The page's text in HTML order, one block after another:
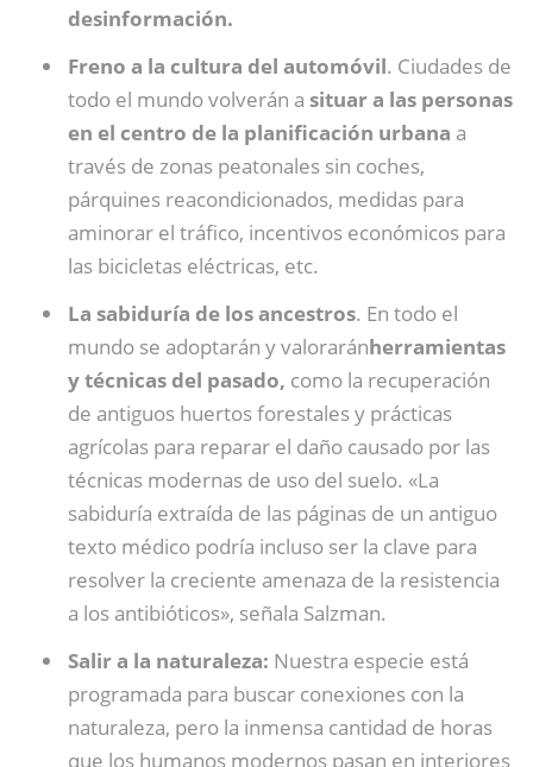
desinformación.
Freno a la cultura del automóvil. Ciudades de
todo el mundo volverán a situar a las personas
en el centro de la planificación urbana a
través de zonas peatonales sin coches,
párquines reacondicionados, medidas para
aminorar el tráfico, incentivos económicos para
las bicicletas eléctricas, etc.
La sabiduría de los ancestros. En todo el
mundo se adoptarán y valoraránherramientas
y técnicas del pasado, como la recuperación
de antiguos huertos forestales y prácticas
agrícolas para reparar el daño causado por las
técnicas modernas de uso del suelo. «La
sabiduría extraída de las páginas de un antiguo
texto médico podría incluso ser la clave para
resolver la creciente amenaza de la resistencia
a los antibióticos», señala Salzman.
Salir a la naturaleza: Nuestra especie está
programada para buscar conexiones con la
naturaleza, pero la inmensa cantidad de horas
que los humanos modernos pasan en interiores